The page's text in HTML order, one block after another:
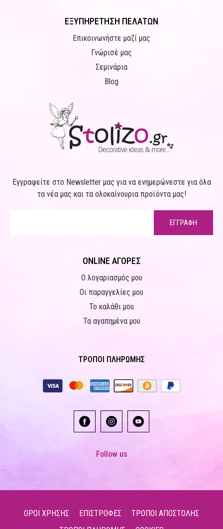
ΕΞΥΠΗΡΕΤΗΣΗ ΠΕΛΑΤΩΝ
Επικοινωνήστε μαζί μας
Γνώρισέ μας
Σεμινάρια
Blog
Εγγραφείτε στο Newsletter μας για να ενημερώνεστε για όλα
τα νέα μας και τα ολοκαίνουρια προϊόντα μας!
ΕΓΓΡΑΦΗ
ONLINE ΑΓΟΡΕΣ
Ο λογαριασμός μου
Οι παραγγελίες μου
Το καλάθι μου
Τα αγαπημένα μου
ΤΡΟΠΟΙ ΠΛΗΡΩΜΗΣ
Follow us
ΟΡΟΙ ΧΡΗΣΗΣ ΕΠΙΣΤΡΟΦΕΣ
ΤΡΟΠΟΙ ΑΠΟΣΤΟΛΗΣ